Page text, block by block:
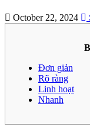
October 22, 2024
Đơn giản
Rõ ràng
Linh hoạt
Nhanh